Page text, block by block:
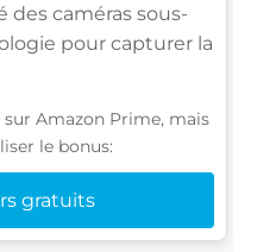
des caméras sous-
pour capturer la
Amazon Prime, mais
le bonus:
gratuits